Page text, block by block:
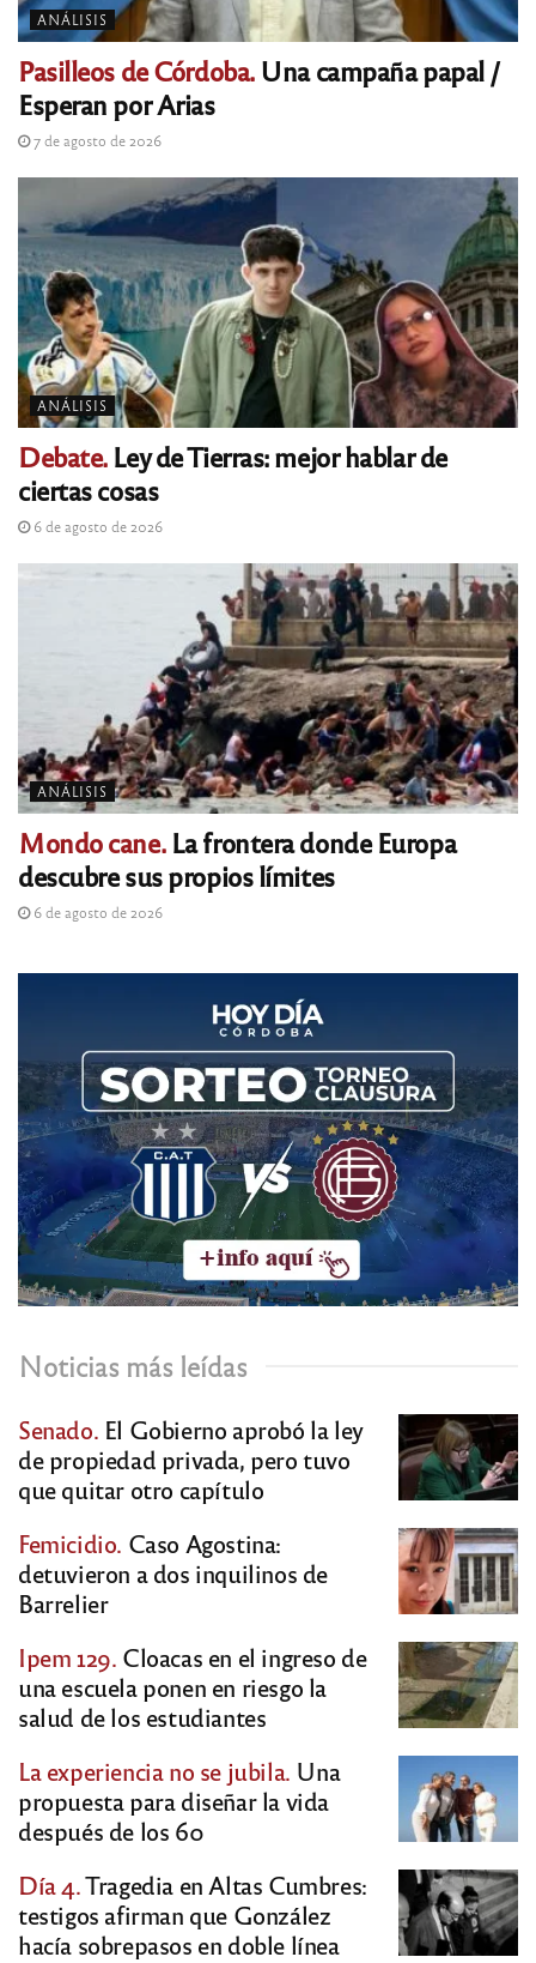
ANÁLISIS
Pasilleos de Córdoba.Una campaña papal /
Esperan por Arias
7 de agosto de 2026
ANÁLISIS
Debate.Ley de Tierras: mejor hablar de
ciertas cosas
6 de agosto de 2026
ANÁLISIS
Mondo cane.La frontera donde Europa
descubre sus propios límites
6 de agosto de 2026
Noticias más leídas
Senado. El Gobierno aprobó la ley
de propiedad privada, pero tuvo
que quitar otro capítulo
Femicidio. Caso Agostina:
detuvieron a dos inquilinos de
Barrelier
Ipem 129. Cloacas en el ingreso de
una escuela ponen en riesgo la
salud de los estudiantes
La experiencia no se jubila. Una
propuesta para diseñar la vida
después de los 60
Día 4.Tragedia en Altas Cumbres:
testigos afirman que González
hacía sobrepasos en doble línea